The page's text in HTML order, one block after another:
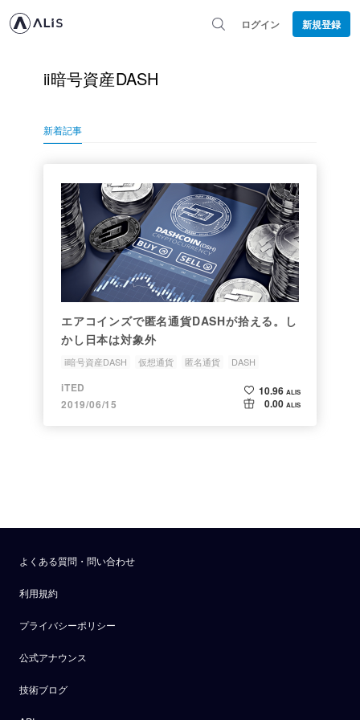
ログイン 新規登録
ii暗号資産DASH
新着記事
エアコインズで匿名通貨DASHが拾える。し
かし日本は対象外
ii暗号資産DASH 仮想通貨 匿名通貨
DASH
エアコインズ
iTED
2019/06/15
10.96 ALIS
0.00 ALIS
よくある質問・問い合わせ
利用規約
プライバシーポリシー
公式アナウンス
技術ブログ